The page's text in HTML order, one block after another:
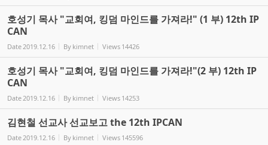
호성기 목사 "교회여, 킹덤 마인드를 가져라!" (1 부) 12th IP
CAN
Date 2019.12.16 By kimnet Views 14426
호성기 목사 "교회여, 킹덤 마인드를 가져라!"(2 부) 12th IP
CAN
Date 2019.12.16 By kimnet Views 14253
김현철 선교사 선교보고 the 12th IPCAN
Date 2019.12.16 By kimnet Views 145596